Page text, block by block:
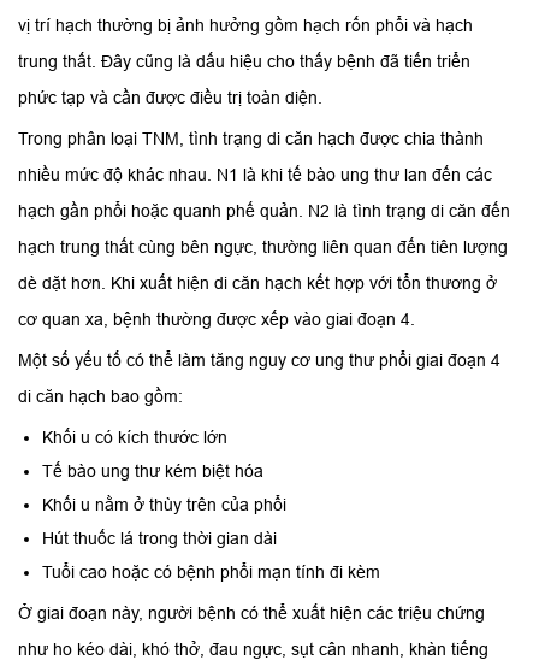
vị trí hạch thường bị ảnh hưởng gồm hạch rốn phổi và hạch
trung thất. Đây cũng là dấu hiệu cho thấy bệnh đã tiến triển
phức tạp và cần được điều trị toàn diện.
Trong phân loại TNM, tình trạng di căn hạch được chia thành
nhiều mức độ khác nhau. N1 là khi tế bào ung thư lan đến các
hạch gần phổi hoặc quanh phế quản. N2 là tình trạng di căn đến
hạch trung thất cùng bên ngực, thường liên quan đến tiên lượng
dè dặt hơn. Khi xuất hiện di căn hạch kết hợp với tổn thương ở
cơ quan xa, bệnh thường được xếp vào giai đoạn 4.
Một số yếu tố có thể làm tăng nguy cơ ung thư phổi giai đoạn 4
di căn hạch bao gồm:
Khối u có kích thước lớn
Tế bào ung thư kém biệt hóa
Khối u nằm ở thùy trên của phổi
Hút thuốc lá trong thời gian dài
Tuổi cao hoặc có bệnh phổi mạn tính đi kèm
Ở giai đoạn này, người bệnh có thể xuất hiện các triệu chứng
như ho kéo dài, khó thở, đau ngực, sụt cân nhanh, khàn tiếng